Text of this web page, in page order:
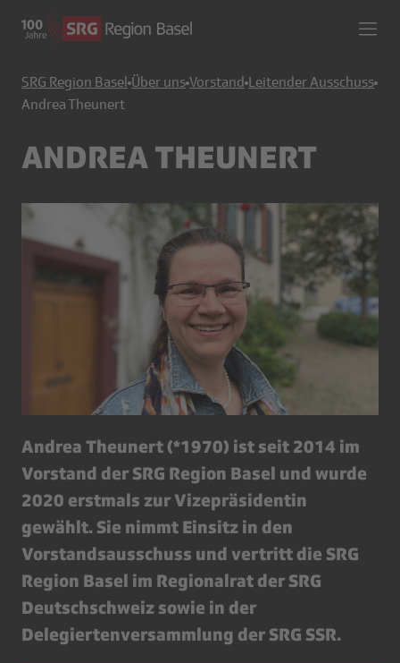
SRG Region Basel Über uns Vorstand Leitender Ausschuss
Andrea Theunert
ANDREA THEUNERT
Andrea Theunert (*1970) ist seit 2014 im
Vorstand der SRG Region Basel und wurde
2020 erstmals zur Vizepräsidentin
gewählt. Sie nimmt Einsitz in den
Vorstandsausschuss und vertritt die SRG
Region Basel im Regionalrat der SRG
Deutschschweiz sowie in der
Delegiertenversammlung der SRG SSR.